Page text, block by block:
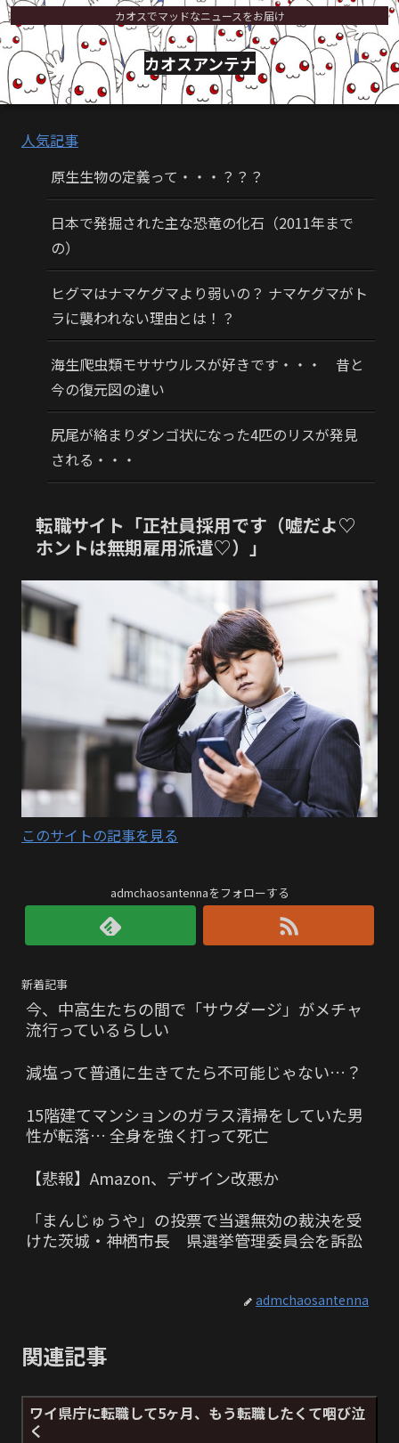
カオスでマッドなニュースをお届け
カオスアンテナ
人気記事
原生生物の定義って・・・？？？
日本で発掘された主な恐竜の化石（2011年まで
の）
ヒグマはナマケグマより弱いの？ ナマケグマがト
ラに襲われない理由とは！？
海生爬虫類モササウルスが好きです・・・ 昔と
今の復元図の違い
尻尾が絡まりダンゴ状になった4匹のリスが発見
される・・・
転職サイト「正社員採用です（嘘だよ♡
ホントは無期雇用派遣♡）」
このサイトの記事を見る
admchaosantennaをフォローする
新着記事
今、中高生たちの間で「サウダージ」がメチャ
流行っているらしい
減塩って普通に生きてたら不可能じゃない…？
15階建てマンションのガラス清掃をしていた男
性が転落… 全身を強く打って死亡
【悲報】Amazon、デザイン改悪か
「まんじゅうや」の投票で当選無効の裁決を受
けた茨城・神栖市長 県選挙管理委員会を訴訟
admchaosantenna
関連記事
ワイ県庁に転職して5ヶ月、もう転職したくて咽び泣
く